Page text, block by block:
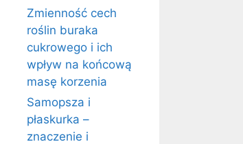
Zmienność cech
roślin buraka
cukrowego i ich
wpływ na końcową
masę korzenia
Samopsza i
płaskurka –
znaczenie i